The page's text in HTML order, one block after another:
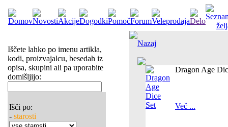
Iščete lahko po imenu artikla,
kodi, proizvajalcu, besedah iz
opisa, skupini ali pa uporabite
domišljijo:
Išči po:
- starosti
Nazaj
Dragon Age
Več ...